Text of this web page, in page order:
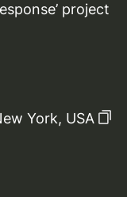
project
York, USA